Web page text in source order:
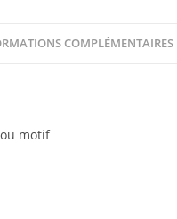
COMPLÉMENTAIRES
motif